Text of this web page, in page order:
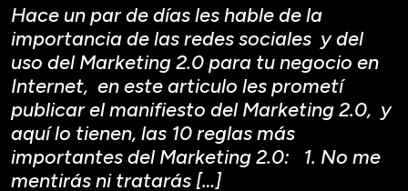
Hace un par de días les hable de la
importancia de las redes sociales y del
uso del Marketing 2.0 para tu negocio en
Internet, en este articulo les prometí
publicar el manifiesto del Marketing 2.0, y
aquí lo tienen, las 10 reglas más
importantes del Marketing 2.0: 1. No me
mentirás ni tratarás […]